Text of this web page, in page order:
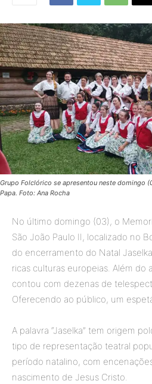
Grupo Folclórico se apresentou neste domingo
Papa. Foto: Ana Rocha
No último domingo (03), o
São João Paulo II, localizado no
do encerramento do Natal
ricas culturas europeias. Além do
contou com dezenas de
Oferecendo ao público, um
A palavra “Jaselka” tem origem
tipo de representação teatral
período natalino, com
nascimento de Jesus Cristo.